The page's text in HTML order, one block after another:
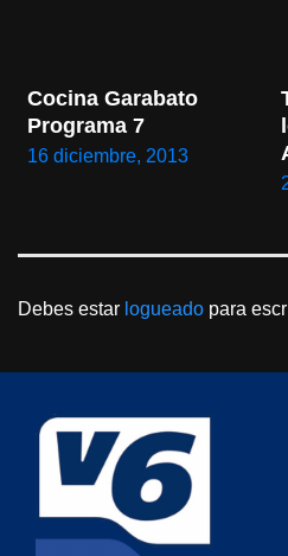
Cocina Garabato
Programa 7
16 diciembre, 2013
Debes estar logueado para